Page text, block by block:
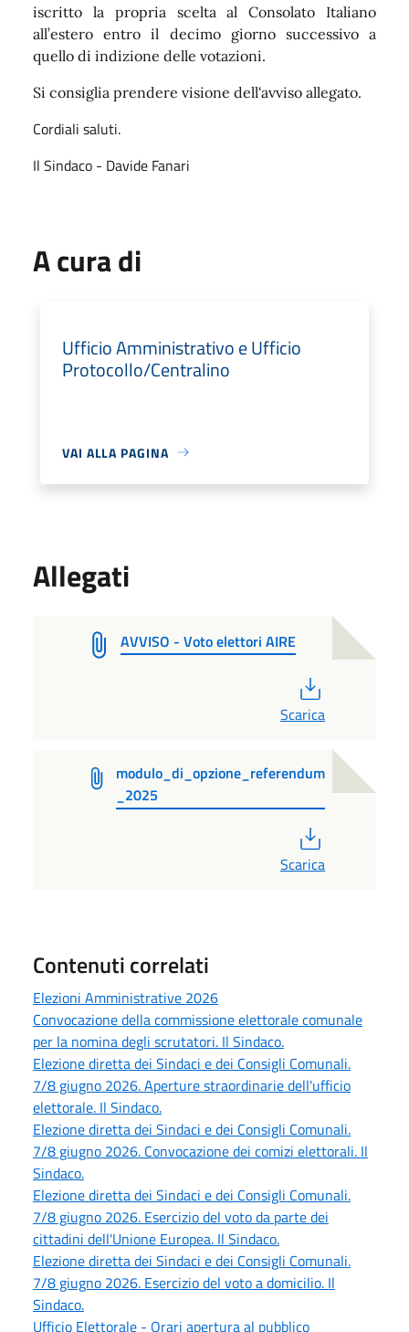
iscritto la propria scelta al Consolato Italiano
all’estero entro il decimo giorno successivo a
quello di indizione delle votazioni.
Si consiglia prendere visione dell'avviso allegato.
Cordiali saluti.
Il Sindaco - Davide Fanari
A cura di
Ufficio Amministrativo e Ufficio
Protocollo/Centralino
VAI ALLA PAGINA
Allegati
AVVISO - Voto elettori AIRE
Scarica
modulo_di_opzione_referendum
_2025
Scarica
Contenuti correlati
Elezioni Amministrative 2026
Convocazione della commissione elettorale comunale
per la nomina degli scrutatori. Il Sindaco.
Elezione diretta dei Sindaci e dei Consigli Comunali.
7/8 giugno 2026. Aperture straordinarie dell'ufficio
elettorale. Il Sindaco.
Elezione diretta dei Sindaci e dei Consigli Comunali.
7/8 giugno 2026. Convocazione dei comizi elettorali. Il
Sindaco.
Elezione diretta dei Sindaci e dei Consigli Comunali.
7/8 giugno 2026. Esercizio del voto da parte dei
cittadini dell'Unione Europea. Il Sindaco.
Elezione diretta dei Sindaci e dei Consigli Comunali.
7/8 giugno 2026. Esercizio del voto a domicilio. Il
Sindaco.
Ufficio Elettorale - Orari apertura al pubblico